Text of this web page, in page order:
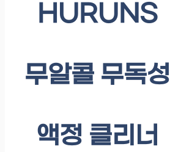
HURUNS
무알콜 무독성
액정 클리너